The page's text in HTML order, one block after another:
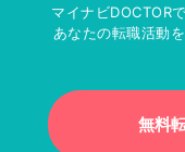
マイナビDOCTOR
あなたの転職活動
無料